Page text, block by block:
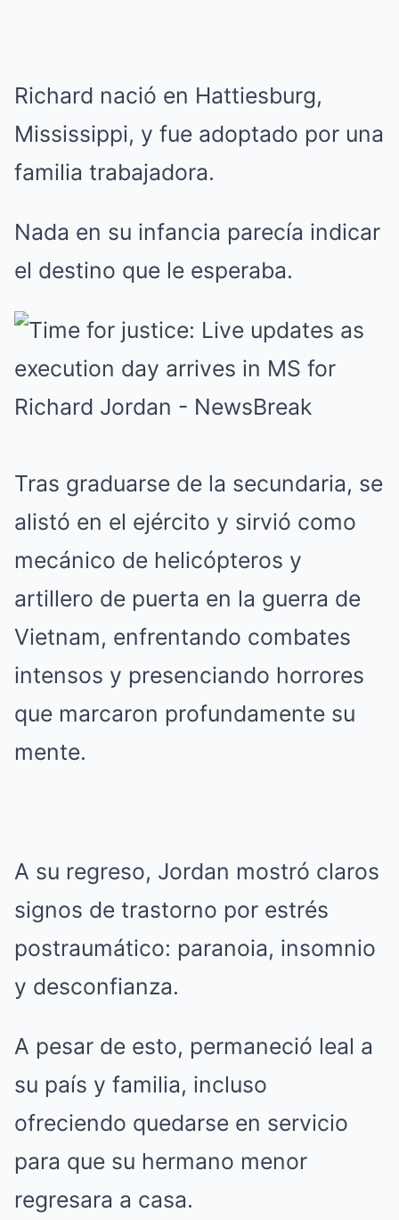
Richard nació en Hattiesburg,
Mississippi, y fue adoptado por una
familia trabajadora.
Nada en su infancia parecía indicar
el destino que le esperaba.
Tras graduarse de la secundaria, se
alistó en el ejército y sirvió como
mecánico de helicópteros y
artillero de puerta en la guerra de
Vietnam, enfrentando combates
intensos y presenciando horrores
que marcaron profundamente su
mente.
A su regreso, Jordan mostró claros
signos de trastorno por estrés
postraumático: paranoia, insomnio
y desconfianza.
A pesar de esto, permaneció leal a
su país y familia, incluso
ofreciendo quedarse en servicio
para que su hermano menor
regresara a casa.